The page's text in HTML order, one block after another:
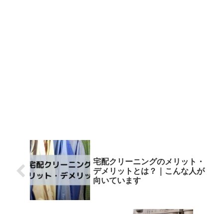
宅配クリーニングのメリット・
デメリットとは？｜こんな人が
向いています